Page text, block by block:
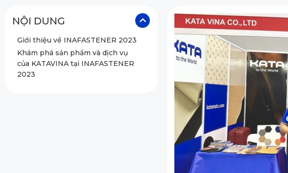
NỘI DUNG
Giới thiệu về INAFASTENER 2023
Khám phá sản phẩm và dịch vụ
của KATAVINA tại INAFASTENER
2023